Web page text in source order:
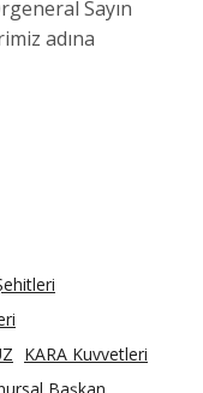
Sayın
adına
KARA Kuvvetleri